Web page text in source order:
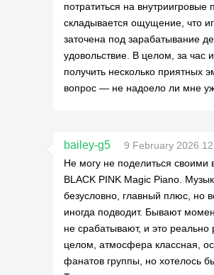
потратиться на внутриигровые
складывается ощущение, что
заточена под зарабатывание
удовольствие. В целом, за час
получить несколько приятных
вопрос — не надоело ли мне
bailey-g5
9 February 2026
Не могу не поделиться своими
BLACK PINK Magic Piano.
безусловно, главный плюс, но
иногда подводит. Бывают
не срабатывают, и это реально
целом, атмосфера классная,
фанатов группы, но хотелось